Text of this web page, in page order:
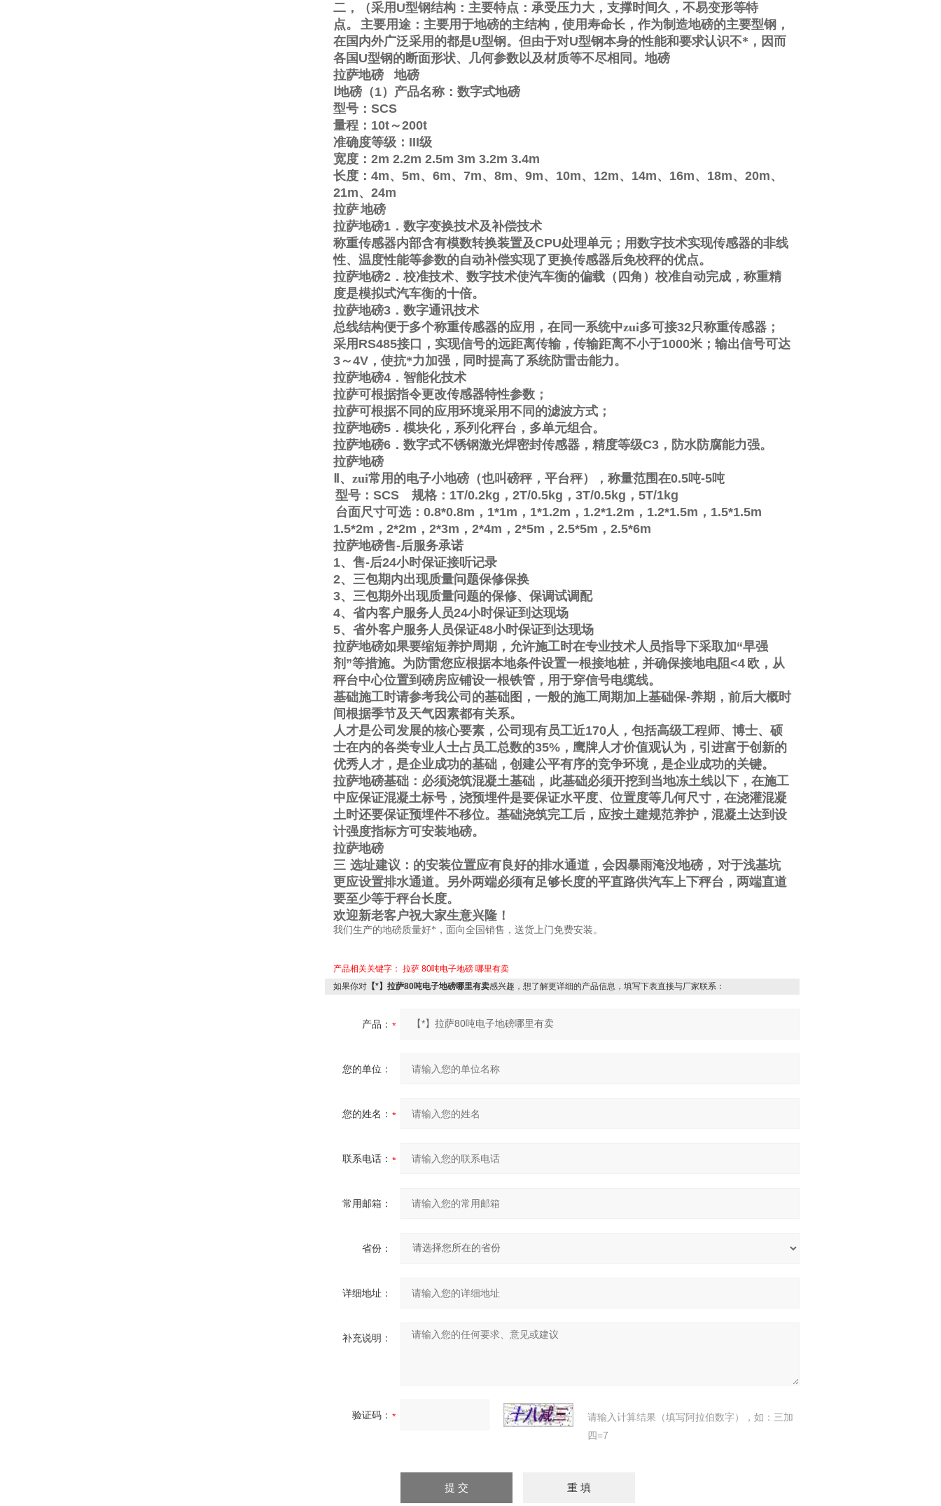
二，（采用 U型钢结构：主要特点：承受压力大，支撑时间久，不易变形等特
点。
主要用途：主要用于地磅的主结构，使用寿命长，作为制造地磅的主要型钢，
在国内外广泛采用的都是U型钢。但由于对U型钢本身的性能和要求认识不*，因而
各国 U型钢的断面形状、几何参数以及材质等不尽相同。地磅
拉萨地磅
地磅
地磅（1）产品名称：数字式地磅
型号： SCS
量程： 10t～200t
准确度等级： III级
宽度： 2m 2.2m 2.5m 3m 3.2m 3.4m
长度： 4m、 5m、 6m、 7m、 8m、 9m、 10m、 12m、 14m、 16m、 18m、 20m、
21m、 24m
拉萨地磅
拉萨地磅1 ．数字变换技术及补偿技术
称重传感器内部含有模数转换装置及CPU处理单元；用数字技术实现传感器的非线
性、温度性能等参数的自动补偿实现了更换传感器后免校秤的优点。
拉萨地磅2 ．校准技术、数字技术使汽车衡的偏载（四角）校准自动完成，称重精
度是模拟式汽车衡的十倍。
拉萨地磅3 ．数字通讯技术
总线结构便于多个称重传感器的应用，在同一系统中zui多可接32只称重传感器；
采用 RS485接口，实现信号的远距离传输，传输距离不小于1000米；输出信号可达
3～4V ，使抗*力加强，同时提高了系统防雷击能力。
拉萨地磅4 ．智能化技术
拉萨可根据指令更改传感器特性参数；
拉萨可根据不同的应用环境采用不同的滤波方式；
拉萨地磅5 ．模块化，系列化秤台，多单元组合。
拉萨地磅6 ．数字式不锈钢激光焊密封传感器，精度等级C3 ，防水防腐能力强。
拉萨地磅
、zui常用的电子小地磅（也叫磅秤，平台秤），称量范围在0.5吨-5吨
型号： SCS 规格： 1T/0.2kg ， 2T/0.5kg ， 3T/0.5kg ， 5T/1kg
台面尺寸可选： 0.8*0.8m ， 1*1m ， 1*1.2m ， 1.2*1.2m ， 1.2*1.5m ， 1.5*1.5m
1.5*2m ， 2*2m ， 2*3m ， 2*4m ， 2*5m ， 2.5*5m ， 2.5*6m
拉萨地磅售-后服务承诺
1、售-后24小时保证接听记录
2、三包期内出现质量问题保修保换
3、三包期外出现质量问题的保修、保调试调配
4、省内客户服务人员24小时保证到达现场
5、省外客户服务人员保证48小时保证到达现场
拉萨地磅如果要缩短养护周期，允许施工时在专业技术人员指导下采取加“早强
剂 ”等措施。为防雷您应根据本地条件设置一根接地桩，并确保接地电阻<4 欧，从
秤台中心位置到磅房应铺设一根铁管，用于穿信号电缆线。
基础施工时请参考我公司的基础图，一般的施工周期加上基础保-养期，前后大概时
间根据季节及天气因素都有关系。
人才是公司发展的核心要素，公司现有员工近170人，包括高级工程师、博士、硕
士在内的各类专业人士占员工总数的35% ，鹰牌人才价值观认为，引进富于创新的
优秀人才，是企业成功的基础，创建公平有序的竞争环境，是企业成功的关键。
拉萨地磅基础：必须浇筑混凝土基础， 此基础必须开挖到当地冻土线以下，在施工
中应保证混凝土标号，浇预埋件是要保证水平度、位置度等几何尺寸，在浇灌混凝
土时还要保证预埋件不移位。基础浇筑完工后，应按土建规范养护，混凝土达到设
计强度指标方可安装地磅。
拉萨地磅
三 选址建议：的安装位置应有良好的排水通道，会因暴雨淹没地磅， 对于浅基坑
更应设置排水通道。另外两端必须有足够长度的平直路供汽车上下秤台，两端直道
要至少等于秤台长度。
欢迎新老客户祝大家生意兴隆！
我们生产的地磅质量好*，面向全国销售，送货上门免费安装。
产品相关关键字： 拉萨 80吨电子地磅 哪里有卖
如果你对 【*】拉萨80吨电子地磅哪里有卖感兴趣，想了解更详细的产品信息，填写下表直接与厂家联系：
产品：
您的单位：
您的姓名：
联系电话：
常用邮箱：
省份：
详细地址：
补充说明：
验证码：
请输入计算结果（填写阿拉伯数字），如：三加
四=7